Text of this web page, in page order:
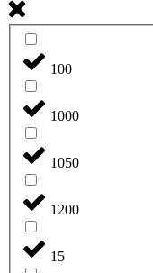
100
1000
1050
1200
15